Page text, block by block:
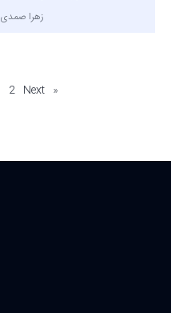
زهرا صمدی
« Previous
2 Next »